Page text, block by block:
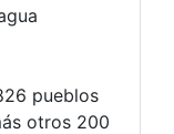
pueblos
otros 200